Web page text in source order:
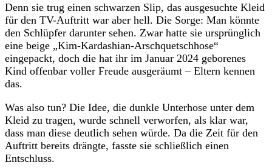
Denn sie trug einen schwarzen Slip, das ausgesuchte Kleid
für den TV-Auftritt war aber hell. Die Sorge: Man könnte
den Schlüpfer darunter sehen. Zwar hatte sie ursprünglich
eine beige „Kim-Kardashian-Arschquetschhose“
eingepackt, doch die hat ihr im Januar 2024 geborenes
Kind offenbar voller Freude ausgeräumt – Eltern kennen
das.
Was also tun? Die Idee, die dunkle Unterhose unter dem
Kleid zu tragen, wurde schnell verworfen, als klar war,
dass man diese deutlich sehen würde. Da die Zeit für den
Auftritt bereits drängte, fasste sie schließlich einen
Entschluss.